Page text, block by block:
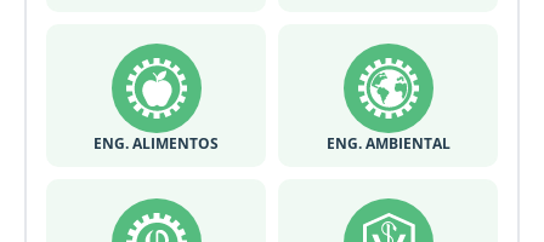
ENG. ALIMENTOS ENG. AMBIENTAL